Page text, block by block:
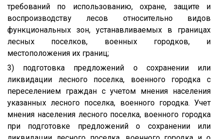
требований по использованию, охране, защите и
воспроизводству лесов относительно видов
функциональных зон, устанавливаемых в границах
лесных поселков, военных городков, и
местоположения их границ;
3) подготовка предложений о сохранении или
ликвидации лесного поселка, военного городка с
переселением граждан с учетом мнения населения
указанных лесного поселка, военного городка. Учет
мнения населения лесного поселка, военного городка
при подготовке предложений о сохранении или